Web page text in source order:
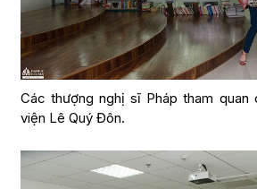
Các thượng nghị sĩ Pháp tham
viện Lê Quý Đôn.